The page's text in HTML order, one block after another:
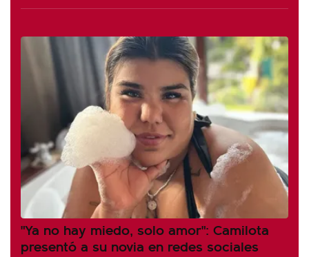
"Ya no hay miedo, solo amor": Camilota
presentó a su novia en redes sociales